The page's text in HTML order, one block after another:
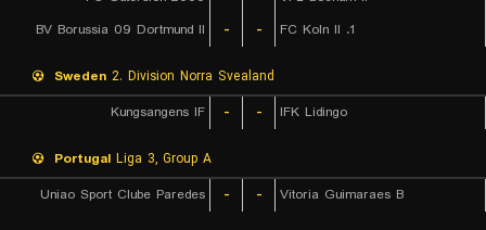
BV Borussia 09 Dortmund II
- - 1. FC Koln II
Sweden 2. Division Norra Svealand
Kungsangens IF
- - IFK Lidingo
Portugal Liga 3, Group A
Uniao Sport Clube Paredes
- - Vitoria Guimaraes B